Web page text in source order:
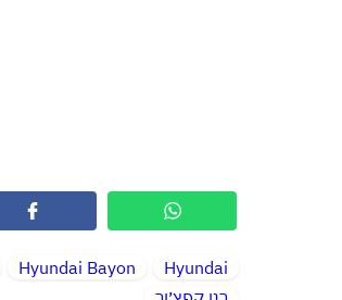
Hyundai
Hyundai Bayon